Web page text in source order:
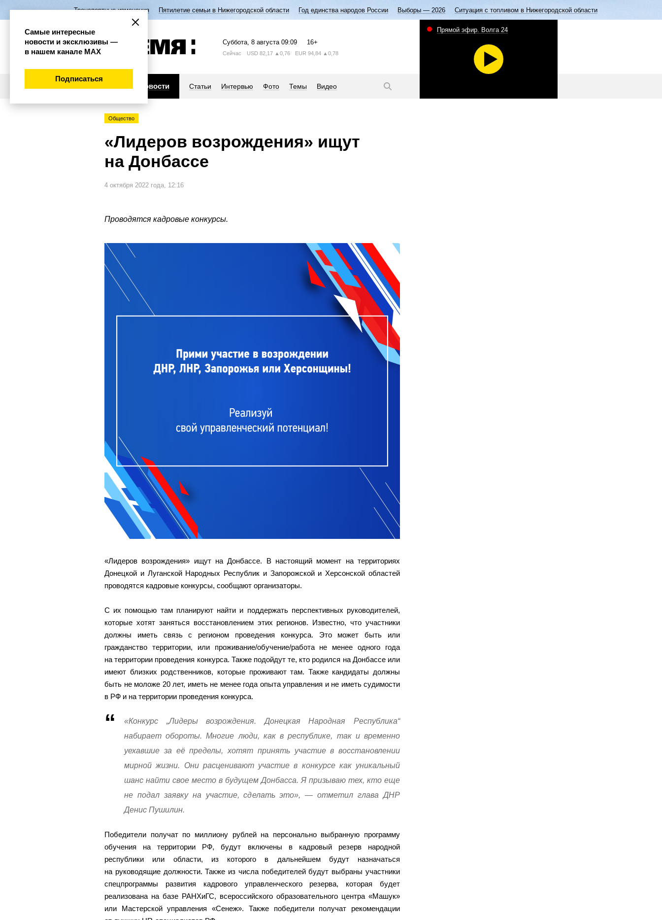
Транспортные изменения Пятилетие семьи в Нижегородской области Год единства народов России Выборы — 2026 Ситуация с топливом в Нижегородской области
Суббота, 8 августа 09:09 16+
Сейчас USD 82,17 ▲0,76 EUR 94,84 ▲0,78
Новости Статьи Интервью Фото Темы Видео
Прямой эфир. Волга 24
Общество
«Лидеров возрождения» ищут
на Донбассе
4 октября 2022 года, 12:16
Проводятся кадровые конкурсы.
«Лидеров возрождения» ищут на Донбассе. В настоящий момент на территориях
Донецкой и Луганской Народных Республик и Запорожской и Херсонской областей
проводятся кадровые конкурсы, сообщают организаторы.
С их помощью там планируют найти и поддержать перспективных руководителей,
которые хотят заняться восстановлением этих регионов. Известно, что участники
должны иметь связь с регионом проведения конкурса. Это может быть или
гражданство территории, или проживание/обучение/работа не менее одного года
на территории проведения конкурса. Также подойдут те, кто родился на Донбассе или
имеют близких родственников, которые проживают там. Также кандидаты должны
быть не моложе 20 лет, иметь не менее года опыта управления и не иметь судимости
в РФ и на территории проведения конкурса.
«Конкурс „Лидеры возрождения. Донецкая Народная Республика“
набирает обороты. Многие люди, как в республике, так и временно
уехавшие за её пределы, хотят принять участие в восстановлении
мирной жизни. Они расценивают участие в конкурсе как уникальный
шанс найти свое место в будущем Донбасса. Я призываю тех, кто еще
не подал заявку на участие, сделать это», — отметил глава ДНР
Денис Пушилин.
Победители получат по миллиону рублей на персонально выбранную программу
обучения на территории РФ, будут включены в кадровый резерв народной
республики или области, из которого в дальнейшем будут назначаться
на руководящие должности. Также из числа победителей будут выбраны участники
спецпрограммы развития кадрового управленческого резерва, которая будет
реализована на базе РАНХиГС, всероссийского образовательного центра «Машук»
или Мастерской управления «Сенеж». Также победители получат рекомендации
Самые интересные
новости и эксклюзивы —
в нашем канале МАХ
Подписаться